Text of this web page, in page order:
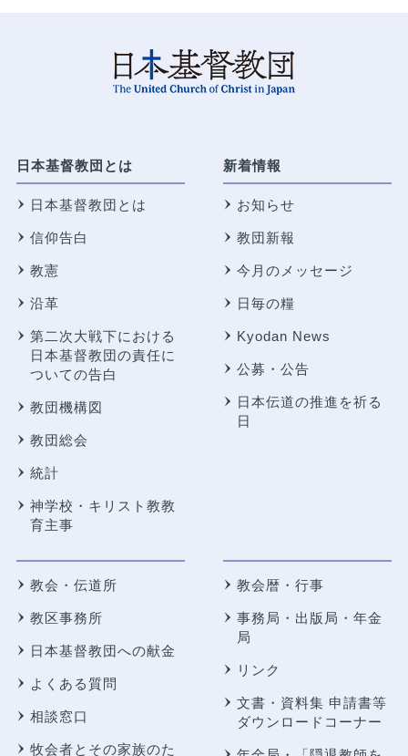
日本基督教団とは
日本基督教団とは
信仰告白
教憲
沿革
第二次大戦下における
日本基督教団の責任に
ついての告白
教団機構図
教団総会
統計
神学校・キリスト教教
育主事
新着情報
お知らせ
教団新報
今月のメッセージ
日毎の糧
Kyodan News
公募・公告
日本伝道の推進を祈る
日
教会・伝道所
教区事務所
日本基督教団への献金
よくある質問
相談窓口
牧会者とその家族のた
教会暦・行事
事務局・出版局・年金
局
リンク
文書・資料集 申請書等
ダウンロードコーナー